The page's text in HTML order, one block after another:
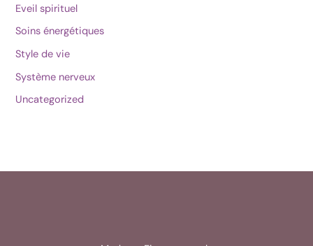
Eveil spirituel
Soins énergétiques
Style de vie
Système nerveux
Uncategorized